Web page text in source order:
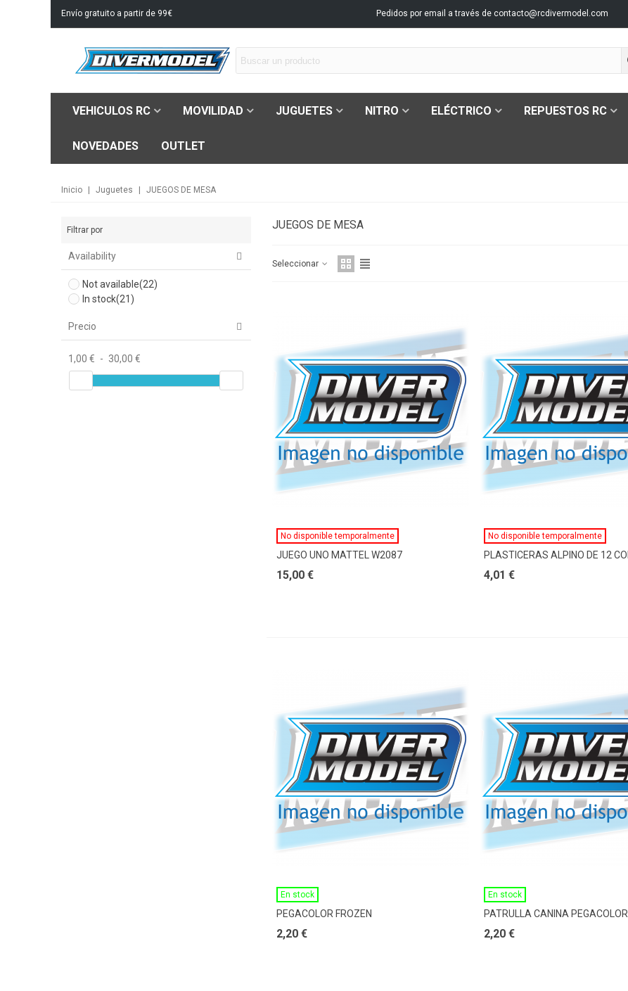
Envío gratuito a partir de 99€ Pedidos por email a través de contacto@rcdivermodel.com
VEHICULOS RC MOVILIDAD JUGUETES NITRO ELÉCTRICO REPUESTOS RC
NOVEDADES OUTLET
Inicio Juguetes JUEGOS DE MESA
Filtrar por
Availability
Not available(22)
In stock(21)
Precio
1,00 € - 30,00 €
JUEGOS DE MESA
Seleccionar
Ver Más
No disponible temporalmente
JUEGO UNO MATTEL W2087
15,00 €
Ver Más
No disponible temporalmente
PLASTICERAS ALPINO DE 12 COL
4,01 €
En stock
PEGACOLOR FROZEN
2,20 €
En stock
PATRULLA CANINA PEGACOLOR
2,20 €